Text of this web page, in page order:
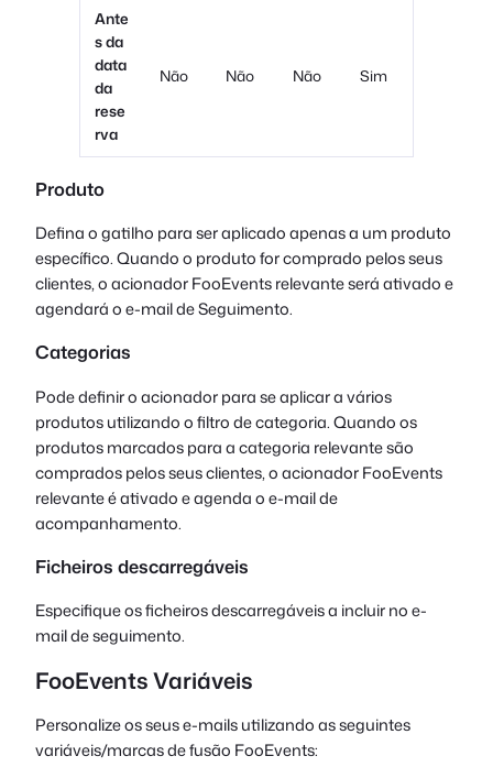
Ante
s da
data
da
rese
rva
Não Não Não Sim
Produto
Defina o gatilho para ser aplicado apenas a um produto
específico. Quando o produto for comprado pelos seus
clientes, o acionador FooEvents relevante será ativado e
agendará o e-mail de Seguimento.
Categorias
Pode definir o acionador para se aplicar a vários
produtos utilizando o filtro de categoria. Quando os
produtos marcados para a categoria relevante são
comprados pelos seus clientes, o acionador FooEvents
relevante é ativado e agenda o e-mail de
acompanhamento.
Ficheiros descarregáveis
Especifique os ficheiros descarregáveis a incluir no e-
mail de seguimento.
FooEvents Variáveis
Personalize os seus e-mails utilizando as seguintes
variáveis/marcas de fusão FooEvents: